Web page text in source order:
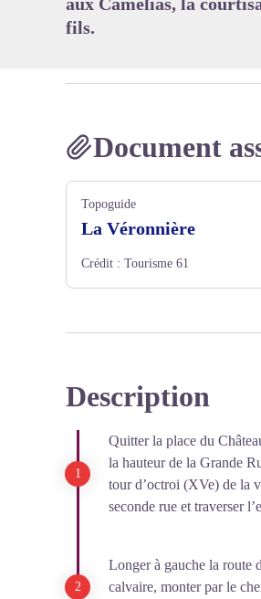
fils.
Document
Topoguide
La Véronnière
Crédit : Tourisme 61
Description
Quitter la place du
la hauteur de la Grande
tour d’octroi (XVe) de la
seconde rue et traverser
Longer à gauche la route
calvaire, monter par le